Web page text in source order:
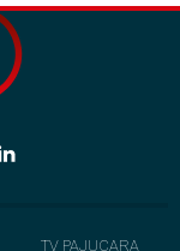
TV PAJUÇARA